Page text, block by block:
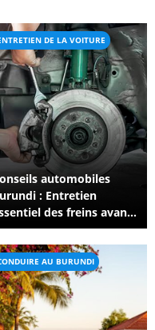
DE LA VOITURE
automobiles
: Entretien
des freins avant
saison des pluies
AU BURUNDI